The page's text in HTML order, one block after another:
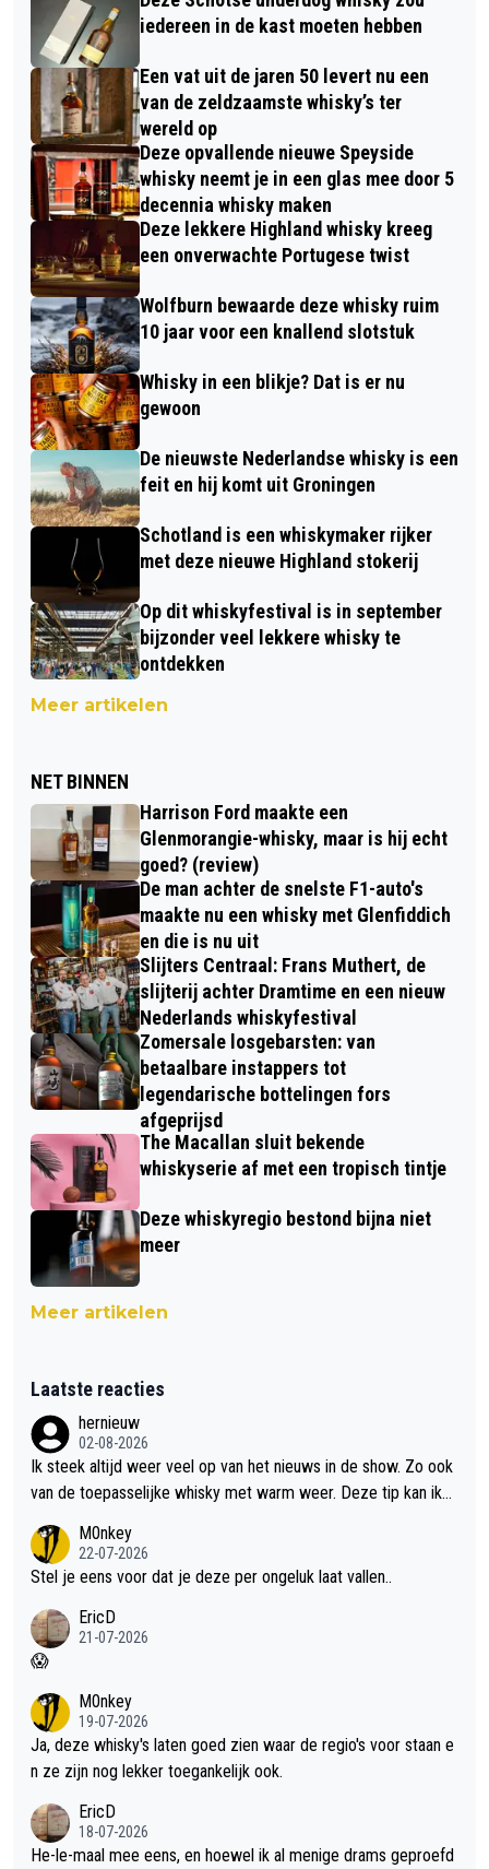
iedereen in de kast moeten hebben
Een vat uit de jaren 50 levert nu een
van de zeldzaamste whisky’s ter
wereld op
Deze opvallende nieuwe Speyside
whisky neemt je in een glas mee door 5
decennia whisky maken
Deze lekkere Highland whisky kreeg
een onverwachte Portugese twist
Wolfburn bewaarde deze whisky ruim
10 jaar voor een knallend slotstuk
Whisky in een blikje? Dat is er nu
gewoon
De nieuwste Nederlandse whisky is een
feit en hij komt uit Groningen
Schotland is een whiskymaker rijker
met deze nieuwe Highland stokerij
Op dit whiskyfestival is in september
bijzonder veel lekkere whisky te
ontdekken
Meer artikelen
NET BINNEN
Harrison Ford maakte een
Glenmorangie-whisky, maar is hij echt
goed? (review)
De man achter de snelste F1-auto's
maakte nu een whisky met Glenfiddich
en die is nu uit
Slijters Centraal: Frans Muthert, de
slijterij achter Dramtime en een nieuw
Nederlands whiskyfestival
Zomersale losgebarsten: van
betaalbare instappers tot
legendarische bottelingen fors
afgeprijsd
The Macallan sluit bekende
whiskyserie af met een tropisch tintje
Deze whiskyregio bestond bijna niet
meer
Meer artikelen
Laatste reacties
hernieuw
02-08-2026
Ik steek altijd weer veel op van het nieuws in de show. Zo ook
van de toepasselijke whisky met warm weer. Deze tip kan ik
M0nkey
22-07-2026
Stel je eens voor dat je deze per ongeluk laat vallen..
EricD
21-07-2026
😱
M0nkey
19-07-2026
Ja, deze whisky's laten goed zien waar de regio's voor staan e
n ze zijn nog lekker toegankelijk ook.
EricD
18-07-2026
He-le-maal mee eens, en hoewel ik al menige drams geproefd